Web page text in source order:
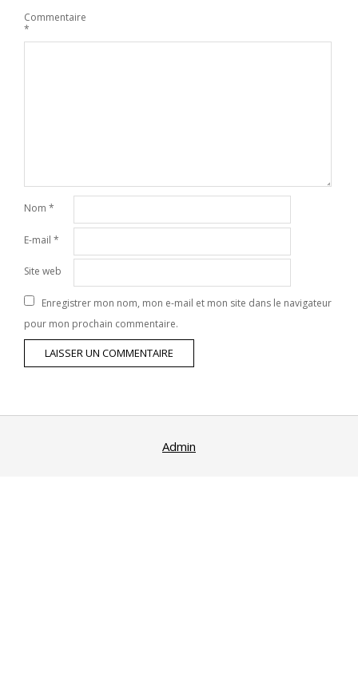
Commentaire
*
Nom *
E-mail *
Site web
Enregistrer mon nom, mon e-mail et mon site dans le navigateur
pour mon prochain commentaire.
Admin